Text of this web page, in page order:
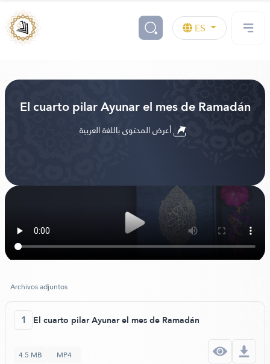
ES
El cuarto pilar Ayunar el mes de Ramadán
Archivos adjuntos
1 El cuarto pilar Ayunar el mes de Ramadán
4.5 MB MP4